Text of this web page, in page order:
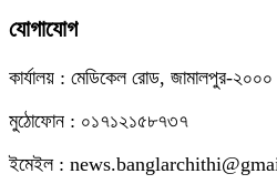
যোগাযোগ
কার্যালয় : মেডিকেল রোড, জামালপুর-২০০০
মুঠোফোন : ০১৭১২১৫৮৭৩৭
ইমেইল :